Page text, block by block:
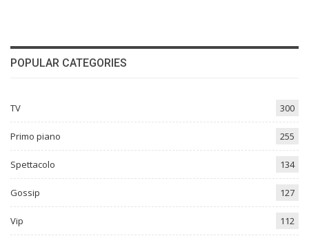
POPULAR CATEGORIES
TV 300
Primo piano 255
Spettacolo 134
Gossip 127
Vip 112